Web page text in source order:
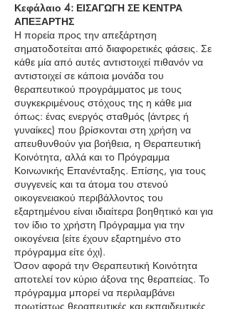
Κεφάλαιο 4: ΕΙΣΑΓΩΓΗ ΣΕ ΚΕΝΤΡΑ
ΑΠΕΞΑΡΤΗΣ
Η πορεία προς την απεξάρτηση
σηματοδοτείται από διαφορετικές φάσεις. Σε
κάθε μία από αυτές αντιστοιχεί πιθανόν να
αντιστοιχεί σε κάποια μονάδα του
θεραπευτικού προγράμματος με τους
συγκεκριμένους στόχους της η κάθε μια
όπως: ένας ενεργός σταθμός (άντρες ή
γυναίκες) που βρίσκονται στη χρήση να
απευθυνθούν για βοήθεια, η Θεραπευτική
Κοινότητα, αλλά και το Πρόγραμμα
Κοινωνικής Επανένταξης. Επίσης, για τους
συγγενείς και τα άτομα του στενού
οικογενειακού περιβάλλοντος του
εξαρτημένου είναι ιδιαίτερα βοηθητικό και για
τον ίδιο το χρήστη Πρόγραμμα για την
οικογένεια (είτε έχουν εξαρτημένο στο
πρόγραμμα είτε όχι).
Όσον αφορά την Θεραπευτική Κοινότητα
αποτελεί τον κύριο άξονα της θεραπείας. Το
πρόγραμμα μπορεί να περιλαμβάνει
πρωτίστως θεραπευτικές και εκπαιδευτικές